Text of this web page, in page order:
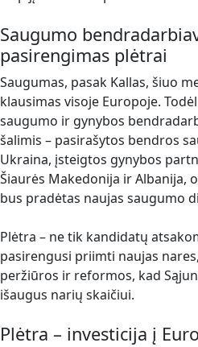
Saugumo
pasirengimas plėtrai
Saugumas, pasak Kallas, šiuo
klausimas visoje Europoje.
saugumo ir gynybos
šalimis – pasirašytos bendros
Ukraina, įsteigtos gynybos
Šiaurės Makedonija ir Albanija,
bus pradėtas naujas saugumo
Plėtra – ne tik kandidatų
pasirengusi priimti naujas
peržiūros ir reformos, kad
išaugus narių skaičiui.
Plėtra – investicija į